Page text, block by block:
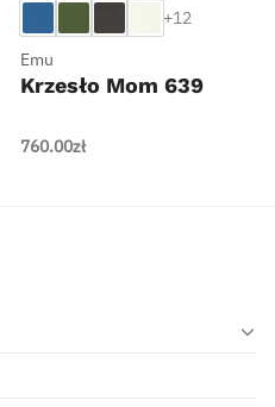
+12
Emu
Krzesło Mom 639
760.00zł